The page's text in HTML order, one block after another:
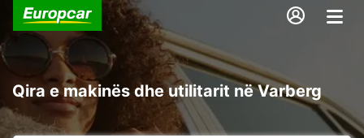
Qira e makinës dhe utilitarit në Varberg